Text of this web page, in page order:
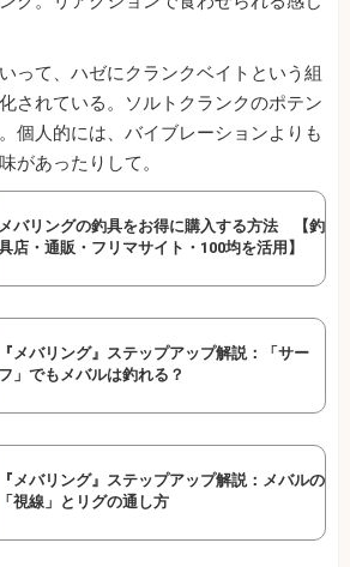
って、ハゼにクランクベイトという組
されている。ソルトクランクのポテン
個人的には、バイブレーションよりも
があったりして。
メバリングの釣具をお得に購入する方法 【釣
店・通販・フリマサイト・100均を活用】
『メバリング』ステップアップ解説：「サー
フ」でもメバルは釣れる？
『メバリング』ステップアップ解説：メバルの
「視線」とリグの通し方